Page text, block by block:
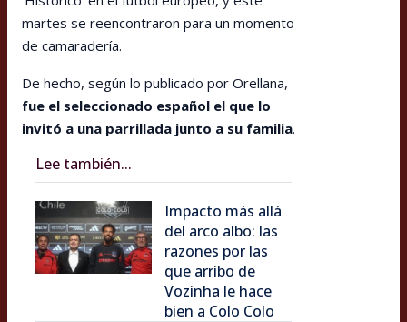
martes se reencontraron para un momento
de camaradería.
De hecho, según lo publicado por Orellana,
fue el seleccionado español el que lo
invitó a una parrillada junto a su familia.
Lee también...
Impacto más allá
del arco albo: las
razones por las
que arribo de
Vozinha le hace
bien a Colo Colo